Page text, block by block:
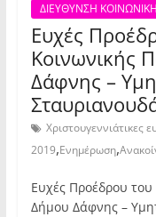
ΔΙΕΥΘΥΝΣΗ
Ευχές
Κοινωνικής
Δάφνης –
Χριστουγεννιάτικες
2019,Ενημέρωση,
Ευχές Προέδρου του
Δήμου Δάφνης –